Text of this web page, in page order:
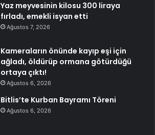
Yaz meyvesinin kilosu 300 liraya
fırladı, emekli isyan etti
Ağustos 7, 2026
Kameraların önünde kayıp eşi için
ağladı, öldürüp ormana götürdüğü
ortaya çıktı!
Ağustos 6, 2026
Bitlis’te Kurban Bayramı Töreni
Ağustos 6, 2026